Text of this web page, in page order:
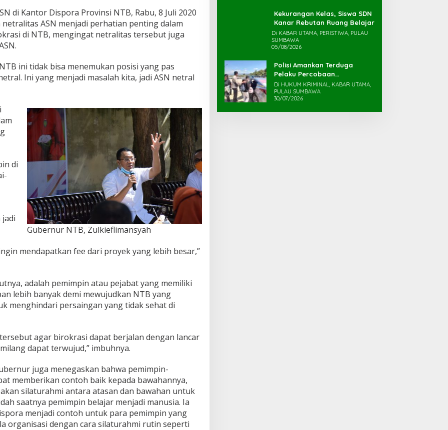
di Kantor Dispora Provinsi NTB, Rabu, 8 Juli 2020
ASN menjadi perhatian penting dalam
di NTB, mengingat netralitas tersebut juga
ini tidak bisa menemukan posisi yang pas
Ini yang menjadi masalah kita, jadi ASN netral
Gubernur NTB, Zulkieflimansyah
di
mendapatkan fee dari proyek yang lebih besar,”
adalah pemimpin atau pejabat yang memiliki
lebih banyak demi mewujudkan NTB yang
menghindari persaingan yang tidak sehat di
agar birokrasi dapat berjalan dengan lancar
dapat terwujud,” imbuhnya.
juga menegaskan bahwa pemimpin-
memberikan contoh baik kepada bawahannya,
silaturahmi antara atasan dan bawahan untuk
saatnya pemimpin belajar menjadi manusia. Ia
menjadi contoh untuk para pemimpin yang
organisasi dengan cara silaturahmi rutin seperti
Kekurangan Kelas, Siswa SDN
Kanar Rebutan Ruang Belajar
Di KABAR UTAMA, PERISTIWA, PULAU
SUMBAWA
05/08/2026
Polisi Amankan Terduga
Pelaku Percobaan
Pemerkosaan yang Ancam
Korban dengan Parang
Di HUKUM KRIMINAL, KABAR UTAMA,
PULAU SUMBAWA
30/07/2026